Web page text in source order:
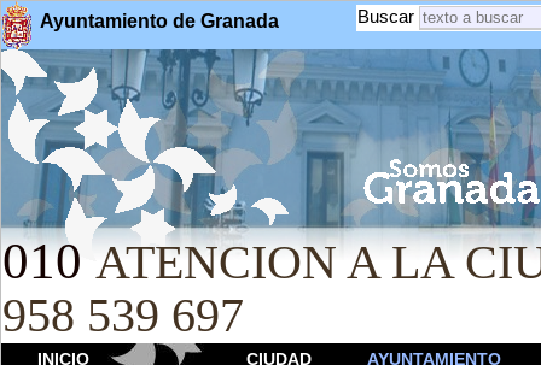
Ayuntamiento de Granada Buscar
010 ATENCION A LA
958 539 697
INICIO CIUDAD AYUNTAMIENTO